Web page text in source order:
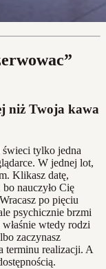
niż Twoja kawa
tylko jedna
W jednej lot,
Klikasz datę,
nauczyło Cię
po pięciu
psychicznie brzmi
wtedy rodzi
zaczynasz
terminu realizacji. A